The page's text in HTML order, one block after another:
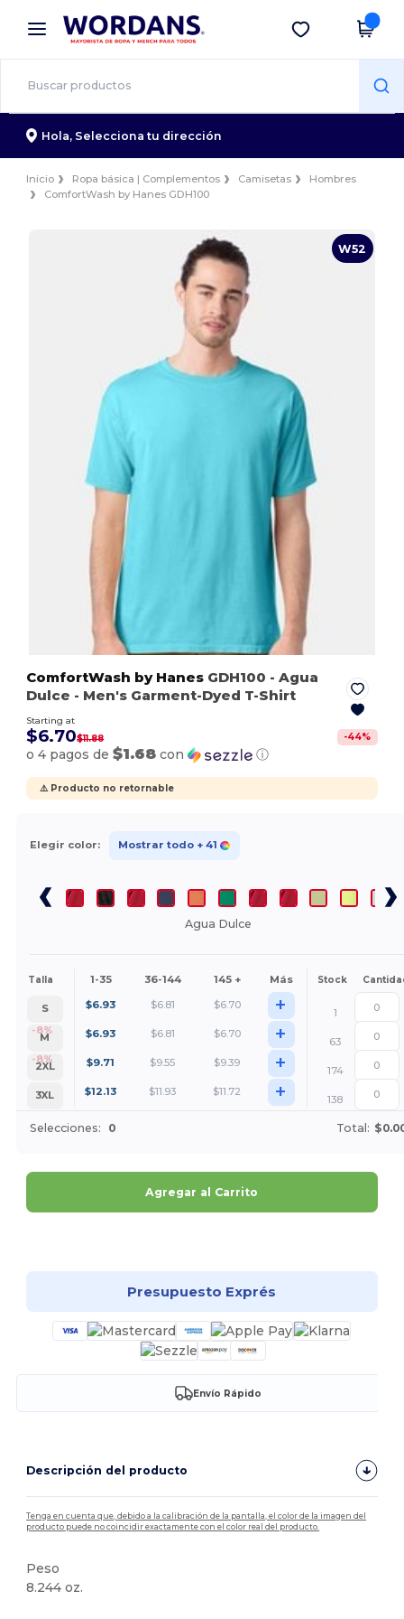
× App de Wordans
¡Mejores precios en app!
Descargar app
Hola, Selecciona tu dirección
Inicio Ropa básica | Complementos Camisetas
Hombres
ComfortWash by Hanes GDH100
W52
ComfortWash by Hanes GDH100 - Agua
Dulce - Men's Garment-Dyed T-Shirt
Starting at
$6.70$11.88 -44%
o 4 pagos de$1.68 con ⓘ
⚠️ Producto no retornable
Elegir color: Mostrar todo + 41
Agua Dulce
Talla 1-35 36-144 145 + Más Stock
S
-8%
$6.93 $6.81 $6.70 +
1
M
-8%
$6.93 $6.81 $6.70 +
63
2XL
$9.71 $9.55 $9.39 +
174
3XL
$12.13 $11.93 $11.72 + 138
Selecciones: 0 Total:
Agregar al Carrito
Presupuesto Exprés
Envío Rápido
Descripción del producto
Tenga en cuenta que, debido a la calibración de la pantalla, el color de la imagen del
producto puede no coincidir exactamente con el color real del producto.
Peso
8.244 oz.